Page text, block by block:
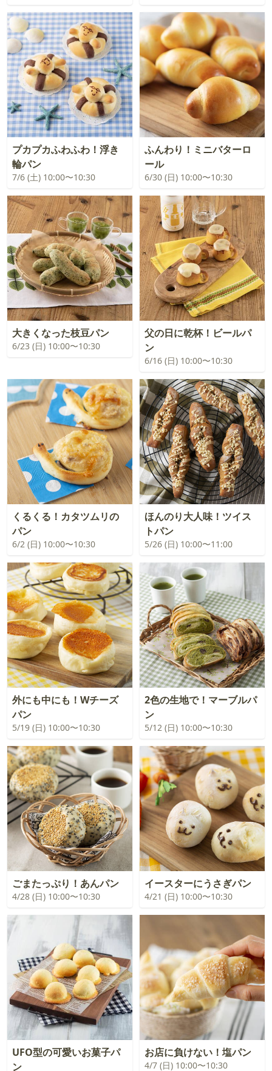
プカプカふわふわ！浮き
輪パン
7/6 (土) 10:00〜10:30
ふんわり！ミニバターロ
ール
6/30 (日) 10:00〜10:30
大きくなった枝豆パン
6/23 (日) 10:00〜10:30
父の日に乾杯！ビールパ
ン
6/16 (日) 10:00〜10:30
くるくる！カタツムリの
パン
6/2 (日) 10:00〜10:30
ほんのり大人味！ツイス
トパン
5/26 (日) 10:00〜11:00
外にも中にも！Wチーズ
パン
5/19 (日) 10:00〜10:30
2色の生地で！マーブルパ
ン
5/12 (日) 10:00〜10:30
ごまたっぷり！あんパン
4/28 (日) 10:00〜10:30
イースターにうさぎパン
4/21 (日) 10:00〜10:30
UFO型の可愛いお菓子パ
ン
お店に負けない！塩パン
4/7 (日) 10:00〜10:30